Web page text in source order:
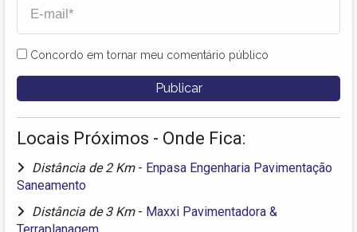
Concordo em tornar meu comentário público
Locais Próximos - Onde Fica:
Distância de 2 Km - Enpasa Engenharia Pavimentação
Saneamento
Distância de 3 Km - Maxxi Pavimentadora &
Terraplanagem